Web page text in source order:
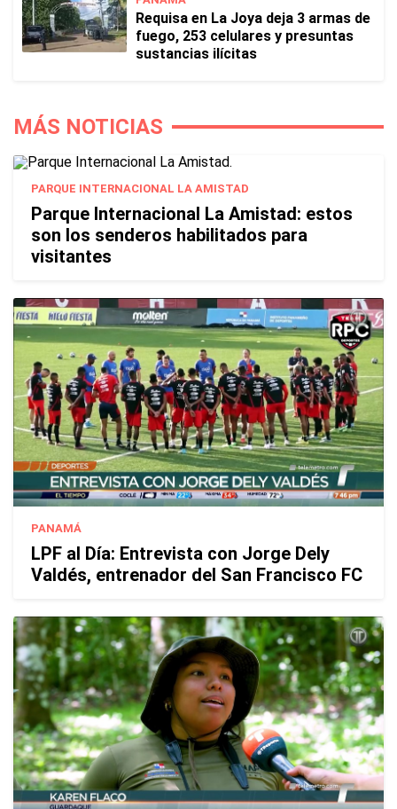
Requisa en La Joya deja 3 armas de
fuego, 253 celulares y presuntas
sustancias ilícitas
MÁS NOTICIAS
PARQUE INTERNACIONAL LA AMISTAD
Parque Internacional La Amistad: estos
son los senderos habilitados para
visitantes
PANAMÁ
LPF al Día: Entrevista con Jorge Dely
Valdés, entrenador del San Francisco FC